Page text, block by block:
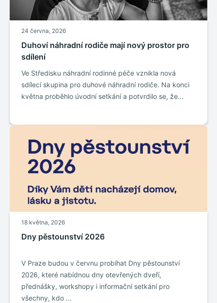
24 června, 2026
Duhoví náhradní rodiče mají nový prostor pro
sdílení
Ve Středisku náhradní rodinné péče vznikla nová
sdílecí skupina pro duhové náhradní rodiče. Na konci
května proběhlo úvodní setkání a potvrdilo se, že...
18 května, 2026
Dny pěstounství 2026
V Praze budou v červnu probíhat Dny pěstounství
2026, které nabídnou dny otevřených dveří,
přednášky, workshopy i informační setkání pro
všechny, kdo ...